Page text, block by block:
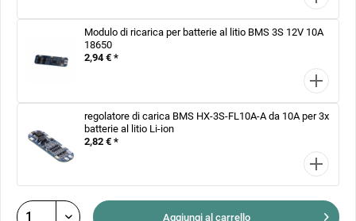
Modulo di ricarica per batterie al litio BMS 3S 12V 10A
18650
2,94 € *
regolatore di carica BMS HX-3S-FL10A-A da 10A per 3x
batterie al litio Li-ion
2,82 € *
Aggiungi al carrello